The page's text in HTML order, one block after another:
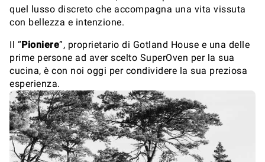
quel lusso discreto che accompagna una vita vissuta
con bellezza e intenzione.
Il “Pioniere”, proprietario di Gotland House e una delle
prime persone ad aver scelto SuperOven per la sua
cucina, è con noi oggi per condividere la sua preziosa
esperienza.